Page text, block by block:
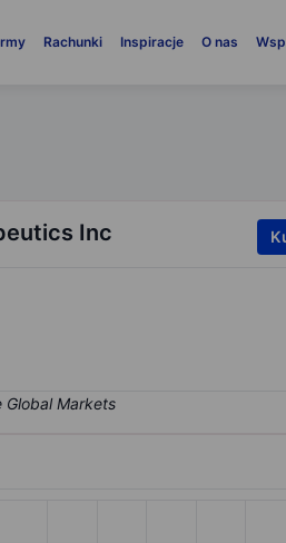
Rachunki Inspiracje O nas
Inc